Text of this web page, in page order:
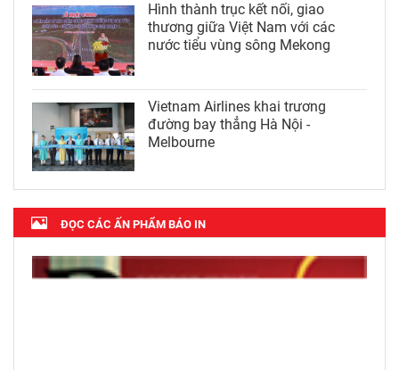
Hình thành trục kết nối, giao
thương giữa Việt Nam với các
nước tiểu vùng sông Mekong
Vietnam Airlines khai trương
đường bay thẳng Hà Nội -
Melbourne
ĐỌC CÁC ẤN PHẨM BÁO IN